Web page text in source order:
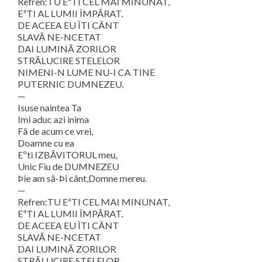
EªTI AL LUMII ÎMPÃRAT.
DE ACEEA EU ÎTI CÂNT
SLAVÃ NE-NCETAT
DAI LUMINÃ ZORILOR
STRÃLUCIRE STELELOR
NIMENI-N LUME NU-I CA TINE
PUTERNIC DUMNEZEU.
—
Isuse naintea Ta
Imi aduc azi inima
Fã de acum ce vrei,
Doamne cu ea
Eºti IZBÃVITORUL meu,
Unic Fiu de DUMNEZEU
Þie am sã-Þi cânt,Domne mereu.
—
Refren:TU EªTI CEL MAI MINUNAT,
EªTI AL LUMII ÎMPÃRAT.
DE ACEEA EU ÎTI CÂNT
SLAVÃ NE-NCETAT
DAI LUMINÃ ZORILOR